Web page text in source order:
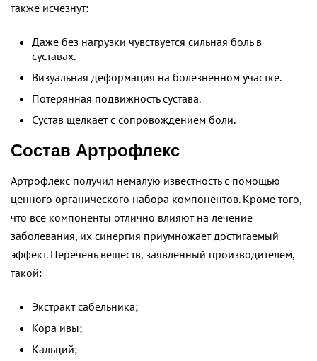
также исчезнут:
Даже без нагрузки чувствуется сильная боль в
суставах.
Визуальная деформация на болезненном участке.
Потерянная подвижность сустава.
Сустав щелкает с сопровождением боли.
Состав Артрофлекс
Артрофлекс получил немалую известность с помощью
ценного органического набора компонентов. Кроме того,
что все компоненты отлично влияют на лечение
заболевания, их синергия приумножает достигаемый
эффект. Перечень веществ, заявленный производителем,
такой:
Экстракт сабельника;
Кора ивы;
Кальций;